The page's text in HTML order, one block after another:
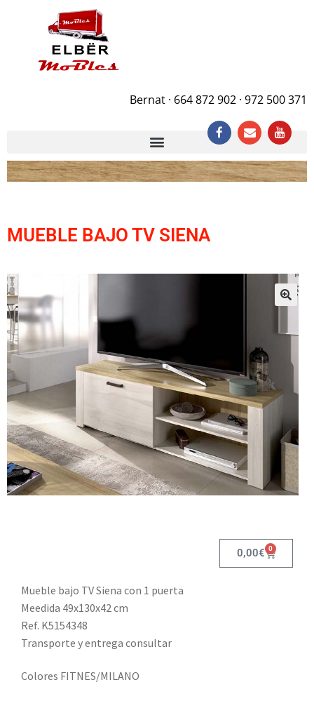
Bernat · 664 872 902 · 972 500 371
MUEBLE BAJO TV SIENA
0,00€ 0
Mueble bajo TV Siena con 1 puerta
Meedida 49x130x42 cm
Ref. K5154348
Transporte y entrega consultar
Colores FITNES/MILANO